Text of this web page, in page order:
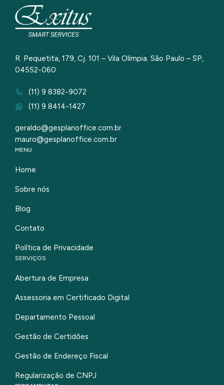
R. Pequetita, 179, Cj. 101 – Vila Olímpia. São Paulo – SP,
04552-060
(11) 9 8382-9072
(11) 9 8414-1427
geraldo@gesplanoffice.com.br
mauro@gesplanoffice.com.br
MENU
Home
Sobre nós
Blog
Contato
Política de Privacidade
SERVIÇOS
Abertura de Empresa
Assessoria em Certificado Digital
Departamento Pessoal
Gestão de Certidões
Gestão de Endereço Fiscal
Regularização de CNPJ